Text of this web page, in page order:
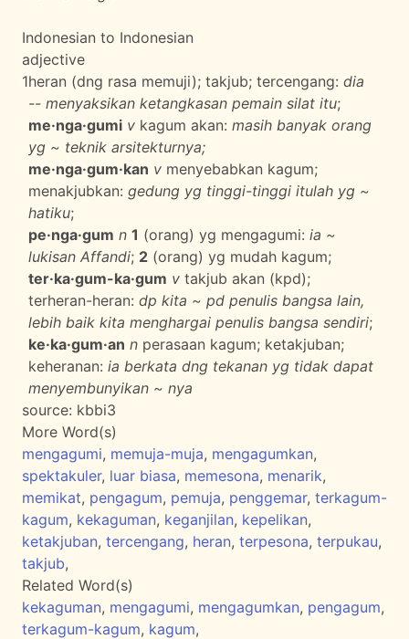
Indonesian to Indonesian
adjective
1heran (dng rasa memuji); takjub; tercengang: dia
-- menyaksikan ketangkasan pemain silat itu;
me·nga·gumi v kagum akan: masih banyak orang
yg ~ teknik arsitekturnya;
me·nga·gum·kan v menyebabkan kagum;
menakjubkan: gedung yg tinggi-tinggi itulah yg ~
hatiku;
pe·nga·gum n 1 (orang) yg mengagumi: ia ~
lukisan Affandi; 2 (orang) yg mudah kagum;
ter·ka·gum-ka·gum v takjub akan (kpd);
terheran-heran: dp kita ~ pd penulis bangsa lain,
lebih baik kita menghargai penulis bangsa sendiri;
ke·ka·gum·an n perasaan kagum; ketakjuban;
keheranan: ia berkata dng tekanan yg tidak dapat
menyembunyikan ~ nya
source: kbbi3
More Word(s)
mengagumi, memuja-muja, mengagumkan,
spektakuler, luar biasa, memesona, menarik,
memikat, pengagum, pemuja, penggemar, terkagum-
kagum, kekaguman, keganjilan, kepelikan,
ketakjuban, tercengang, heran, terpesona, terpukau,
takjub,
Related Word(s)
kekaguman, mengagumi, mengagumkan, pengagum,
terkagum-kagum, kagum,